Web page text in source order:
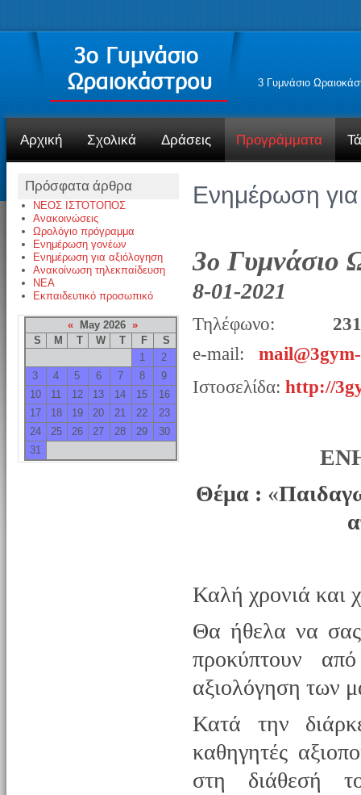
3 Γυμνάσιο
Αρχική Σχολικά Δράσεις Προγράμματα
Πρόσφατα άρθρα
ΝΕΟΣ ΙΣΤΌΤΟΠΟΣ
Ανακοινώσεις
Ωρολόγιο πρόγραμμα
Ενημέρωση γονέων
Ενημέρωση για αξιόλογηση
Ανακοίνωση τηλεκπαίδευση
NEA
Εκπαιδευτικό προσωπικό
« May 2026 »
S
M T W T F
S
1
2
3
4 5 6 7 8
9
10
11 12 13 14 15
16
17
18 19 20 21 22
23
24
25 26 27 28 29
30
31
Ενημέρωση
3ο Γυμνάσιο
8-01-2021
Τηλέφωνο:
e-mail:
Ιστοσελίδα:http://
Θέμα : «
Καλή χρονιά και
Θα ήθελα να
προκύπτουν
αξιολόγηση των
Κατά την
καθηγητές
στη διάθεσή